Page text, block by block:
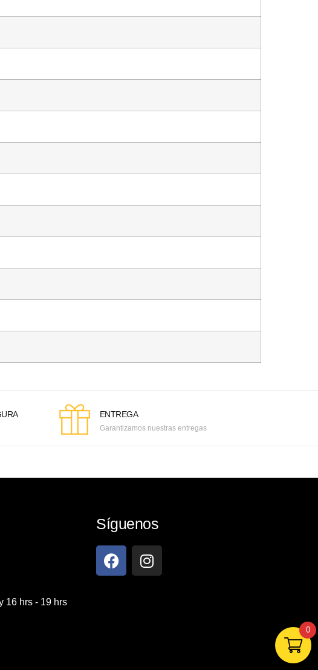
ENTREGA
Garantizamos nuestras entregas
16 hrs - 19 hrs
Síguenos
0